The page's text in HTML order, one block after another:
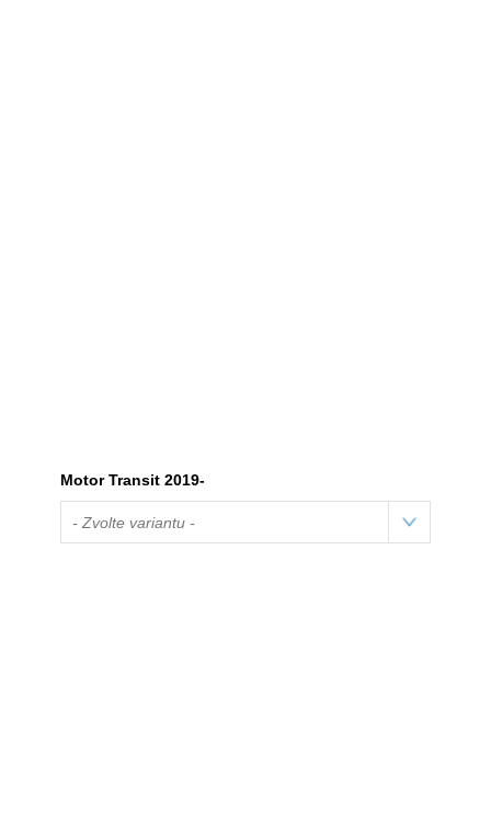
Motor Transit 2019-
- Zvolte variantu -